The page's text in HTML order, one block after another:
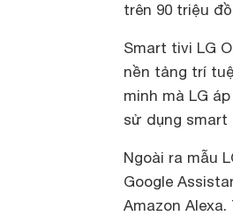
trên 90 triệu
Smart tivi LG
nền tảng trí
minh mà LG
sử dụng smart
Ngoài ra mẫu
Google
Amazon